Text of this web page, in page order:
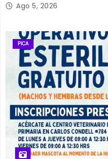
Ago 5, 2026
PICA